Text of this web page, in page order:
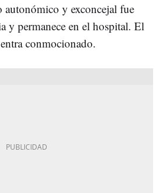
y exconcejal fue
y permanece en el hospital. El
conmocionado.